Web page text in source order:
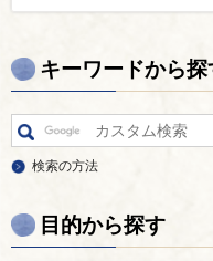
キーワードから探
検索の方法
目的から探す